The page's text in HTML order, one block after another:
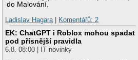
do Malování.
Ladislav Hagara
Komentářů: 2
EK: ChatGPT i Roblox mohou spadat
pod přísnější pravidla
6.8. 08:00 | IT novinky